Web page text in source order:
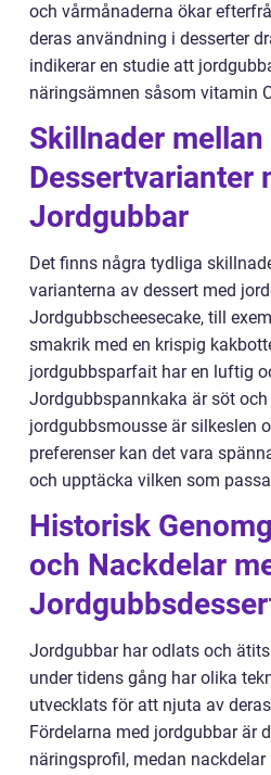
och vårmånaderna ökar
deras användning i desserter
indikerar en studie att
näringsämnen såsom vitamin
Skillnader mellan
Dessertvarianter
Jordgubbar
Det finns några tydliga
varianterna av dessert med
Jordgubbscheesecake, till
smakrik med en krispig
jordgubbsparfait har en luftig
Jordgubbspannkaka är söt
jordgubbsmousse är silkeslen
preferenser kan det vara
och upptäcka vilken som
Historisk
och Nackdelar
Jordgubbar har odlats och
under tidens gång har olika
utvecklats för att njuta av
Fördelarna med jordgubbar är
näringsprofil, medan